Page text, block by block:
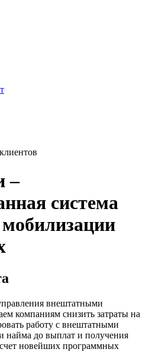
–
система
внештатными
компаниям снизить затраты на
работу с внештатными
найма до выплат и получения
новейших программных